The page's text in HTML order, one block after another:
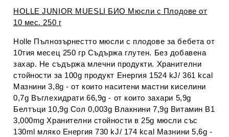
HOLLE JUNIOR MUESLI БИО Мюсли с Плодове от
10 мес. 250 г
Holle Пълнозърнестто мюсли с плодове за бебета от
10тия месец 250 гр Съдържа глутен. Без добавена
захар. Не съдържа млечни продукти. Хранителни
стойности за 100g продукт Енергия 1524 kJ/ 361 kcal
Мазнини 3,8g - от които наситени мастни киселини
0,7g Въглехидрати 66,9g - от които захари 5,9g
Белтъци 10,9g Сол 0,003g Влакнини 7,9g Витамин В1
3,000mg Хранителни стойности в 25g мюсли със
130ml мляко Енергия 730 kJ/ 174 kcal Мазнини 5,6g -